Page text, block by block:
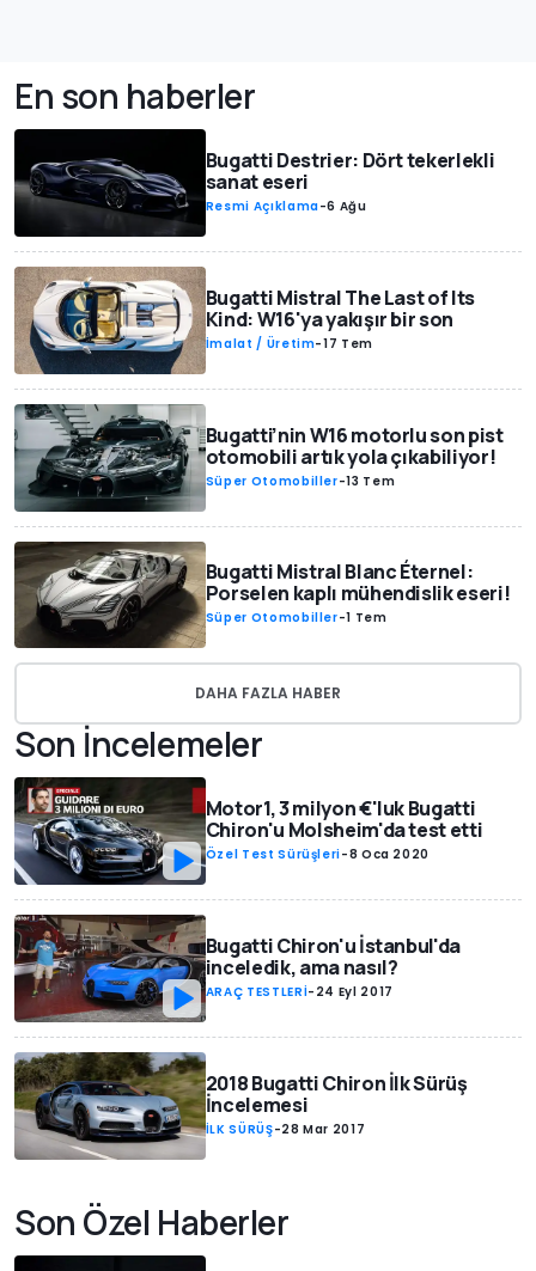
En son haberler
Bugatti Destrier: Dört tekerlekli
sanat eseri
Resmi Açıklama-6 Ağu
Bugatti Mistral The Last of Its
Kind: W16'ya yakışır bir son
İmalat / Üretim-17 Tem
Bugatti’nin W16 motorlu son pist
otomobili artık yola çıkabiliyor!
Süper Otomobiller-13 Tem
Bugatti Mistral Blanc Éternel:
Porselen kaplı mühendislik eseri!
Süper Otomobiller-1 Tem
DAHA FAZLA HABER
Son İncelemeler
Motor1, 3 milyon €'luk Bugatti
Chiron'u Molsheim'da test etti
Özel Test Sürüşleri-8 Oca 2020
Bugatti Chiron'u İstanbul'da
inceledik, ama nasıl?
ARAÇ TESTLERİ- 24 Eyl 2017
2018 Bugatti Chiron İlk Sürüş
İncelemesi
İLK SÜRÜŞ-28 Mar 2017
Son Özel Haberler